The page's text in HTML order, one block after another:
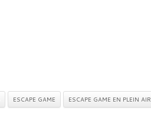
ESCAPE GAME
ESCAPE GAME EN PLEIN AIR